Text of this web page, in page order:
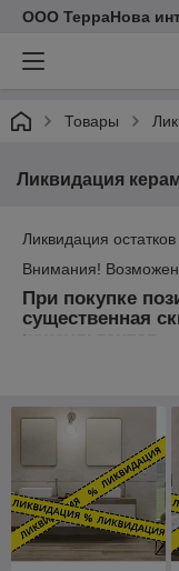
ООО ТерраНова
Товары
Ликвидация
Ликвидация
Внимания! Возможен
При покупке
существенная
консультантов
+375 (44) 795-79-